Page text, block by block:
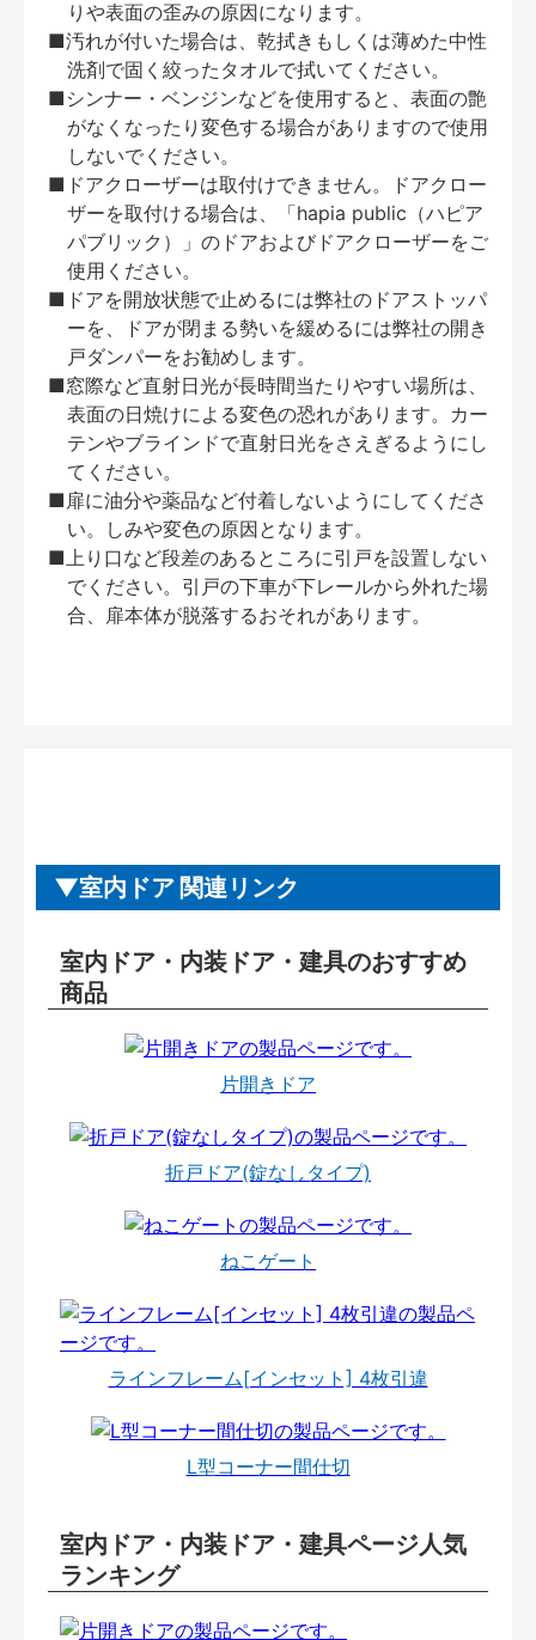
りや表面の歪みの原因になります。
■汚れが付いた場合は、乾拭きもしくは薄めた中性
洗剤で固く絞ったタオルで拭いてください。
■シンナー・ベンジンなどを使用すると、表面の艶
がなくなったり変色する場合がありますので使用
しないでください。
■ドアクローザーは取付けできません。ドアクロー
ザーを取付ける場合は、「hapia public（ハピア
パブリック）」のドアおよびドアクローザーをご
使用ください。
■ドアを開放状態で止めるには弊社のドアストッパ
ーを、ドアが閉まる勢いを緩めるには弊社の開き
戸ダンパーをお勧めします。
■窓際など直射日光が長時間当たりやすい場所は、
表面の日焼けによる変色の恐れがあります。カー
テンやブラインドで直射日光をさえぎるようにし
てください。
■扉に油分や薬品など付着しないようにしてくださ
い。しみや変色の原因となります。
■上り口など段差のあるところに引戸を設置しない
でください。引戸の下車が下レールから外れた場
合、扉本体が脱落するおそれがあります。
室内ドア 関連リンク
室内ドア・内装ドア・建具のおすすめ
商品
片開きドア
折戸ドア(錠なしタイプ)
ねこゲート
ラインフレーム[インセット] 4枚引違
L型コーナー間仕切
室内ドア・内装ドア・建具ページ人気
ランキング